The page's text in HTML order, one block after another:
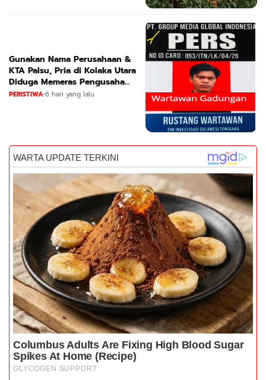
Gunakan Nama Perusahaan &
KTA Palsu, Pria di Kolaka Utara
Diduga Memeras Pengusaha
Tambang dan Minyak
PERISTIWA•6 hari yang lalu